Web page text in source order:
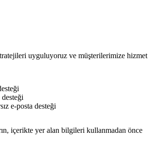
uyguluyoruz ve müşterilerimize hizmet
e-posta desteği
içerikte yer alan bilgileri kullanmadan önce